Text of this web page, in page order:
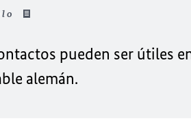
pueden ser útiles
alemán.